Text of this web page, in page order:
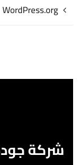
WordPress.org
شركة